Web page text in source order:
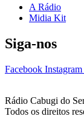
A Rádio
Midia Kit
Siga-nos
Facebook Instagram
Rádio Cabugi do
Todos os direitos